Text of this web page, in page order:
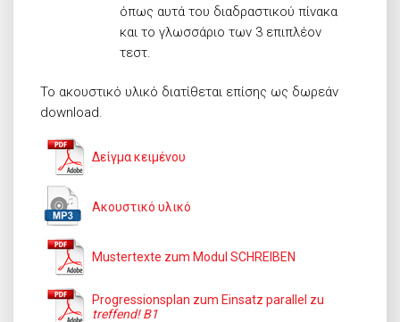
όπως αυτά του διαδραστικού πίνακα
και το γλωσσάριο των 3 επιπλέον
τεστ.
Το ακουστικό υλικό διατίθεται επίσης ως δωρεάν
download.
Δείγμα κειμένου
Ακουστικό υλικό
Mustertexte zum Modul SCHREIBEN
Progressionsplan zum Einsatz parallel zu
treffend! B1